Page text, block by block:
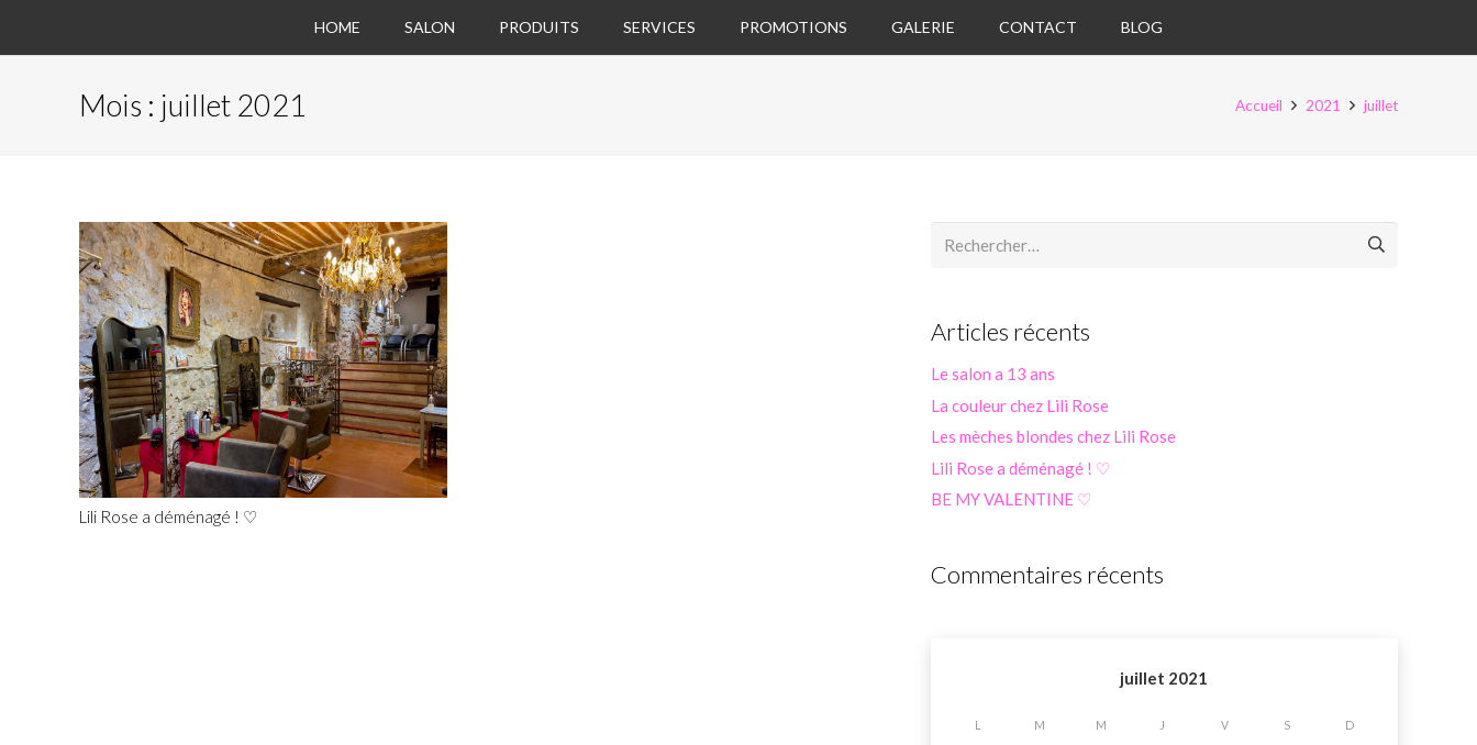
HOME SALON PRODUITS SERVICES PROMOTIONS GALERIE CONTACT BLOG
Mois : juillet 2021 Accueil 2021 juillet
Lili Rose a déménagé ! ♡
Rechercher :
Articles récents
Le salon a 13 ans
La couleur chez Lili Rose
Les mèches blondes chez Lili Rose
Lili Rose a déménagé ! ♡
BE MY VALENTINE ♡
Commentaires récents
juillet 2021
L M M J V S D